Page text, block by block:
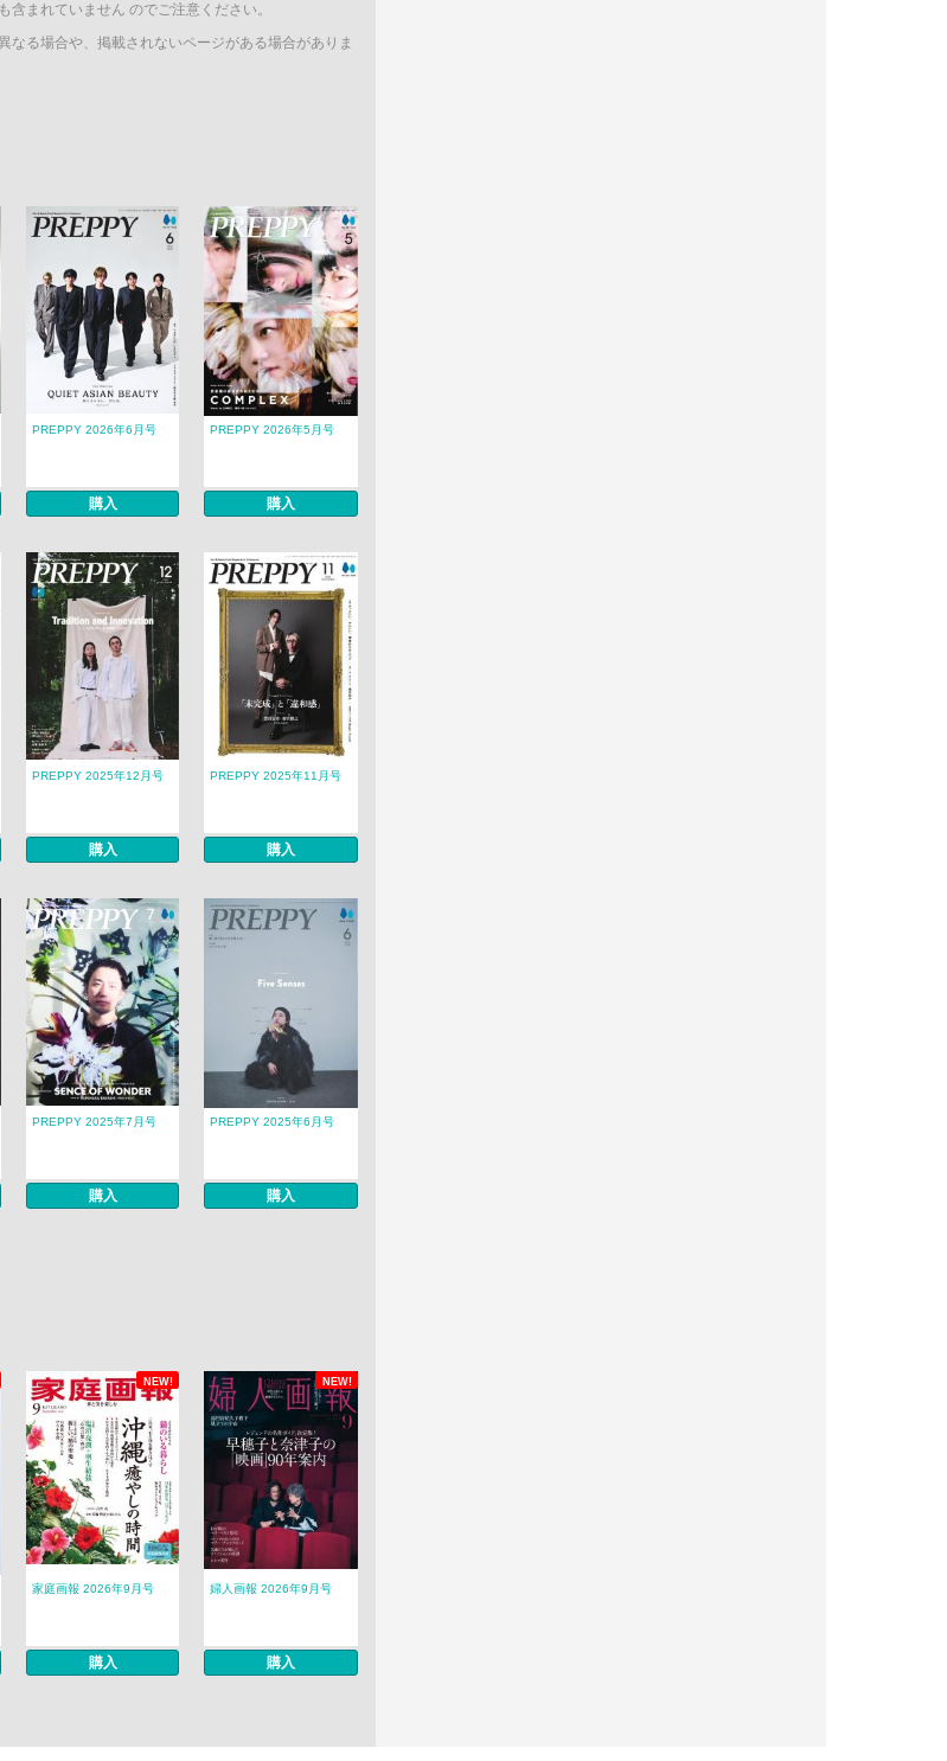
まれていません のでご注意ください。
る場合や、掲載されないページがある場合がありま
PREPPY 2026年6月号
購入
PREPPY 2026年5月号
購入
PREPPY 2025年12月号
購入
PREPPY 2025年11月号
購入
PREPPY 2025年7月号
購入
PREPPY 2025年6月号
購入
NEW! NEW!
家庭画報 2026年9月号
購入
婦人画報 2026年9月号
購入